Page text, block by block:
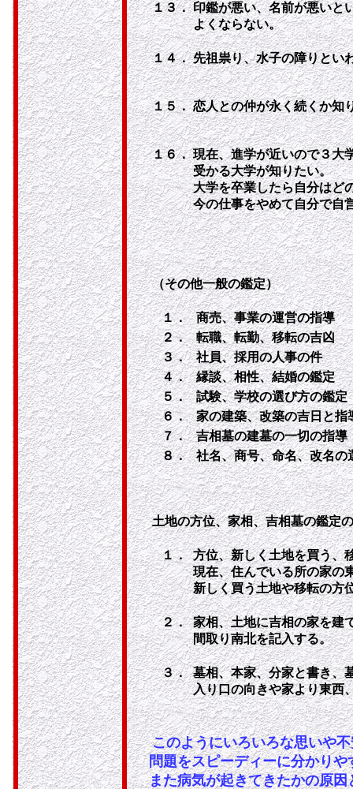
１３． 印鑑が悪い、名前が悪いと
よくならない。
１４． 先祖祟り、水子の障りとい
１５． 恋人との仲が永く続くか知
１６． 現在、進学が近いので３大
受かる大学が知りたい。
大学を卒業したら自分はど
今の仕事をやめて自分で自
（その他一般の鑑定）
１． 商売、事業の運営の指導
２． 転職、転勤、移転の吉凶
３． 社員、採用の人事の件
４． 縁談、相性、結婚の鑑定
５． 試験、学校の選び方の鑑定
６． 家の建築、改築の吉日と指
７． 吉相墓の建墓の一切の指導
８． 社名、商号、命名、改名の
土地の方位、家相、吉相墓の鑑定
１． 方位、新しく土地を買う
現在、住んでいる所の家の
新しく買う土地や移転の方
２． 家相、土地に吉相の家を建
間取り南北を記入する。
３． 墓相、本家、分家と書き、
入り口の向きや家より東西
このようにいろいろな思いや
問題をスピーディーに分かり
また病気が起きてきたかの原